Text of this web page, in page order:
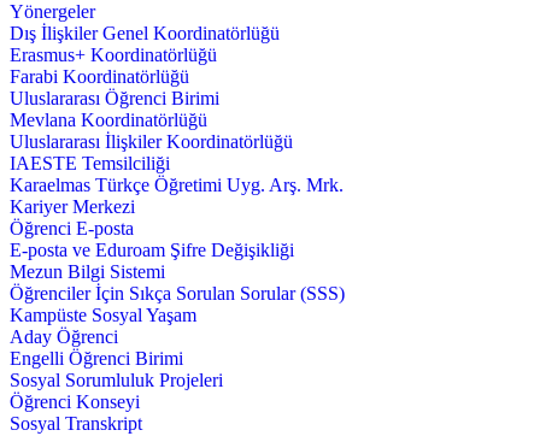
Yönergeler
Dış İlişkiler Genel Koordinatörlüğü
Erasmus+ Koordinatörlüğü
Farabi Koordinatörlüğü
Uluslararası Öğrenci Birimi
Mevlana Koordinatörlüğü
Uluslararası İlişkiler Koordinatörlüğü
IAESTE Temsilciliği
Karaelmas Türkçe Öğretimi Uyg. Arş. Mrk.
Kariyer Merkezi
Öğrenci E-posta
E-posta ve Eduroam Şifre Değişikliği
Mezun Bilgi Sistemi
Öğrenciler İçin Sıkça Sorulan Sorular (SSS)
Kampüste Sosyal Yaşam
Aday Öğrenci
Engelli Öğrenci Birimi
Sosyal Sorumluluk Projeleri
Öğrenci Konseyi
Sosyal Transkript